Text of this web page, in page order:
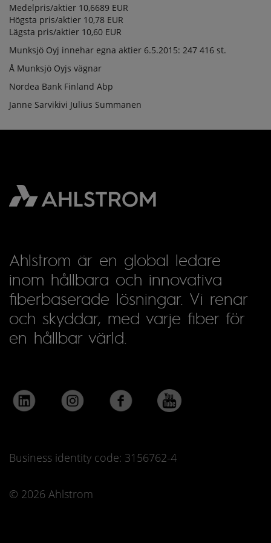
Medelpris/aktier 10,6689 EUR
Högsta pris/aktier 10,78 EUR
Lägsta pris/aktier 10,60 EUR
Munksjö Oyj innehar egna aktier 6.5.2015: 247 416 st.
Å Munksjö Oyjs vägnar
Nordea Bank Finland Abp
Janne Sarvikivi Julius Summanen
Ahlstrom är en global ledare
inom hållbara och innovativa
fiberbaserade lösningar. Vi renar
och skyddar, med varje fiber för
en hållbar värld.
Business identity code: 3156762-4
© 2026 Ahlstrom